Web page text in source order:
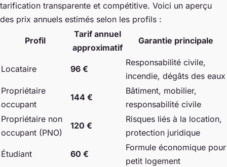
tarification transparente et compétitive. Voici un aperçu
des prix annuels estimés selon les profils :
Profil
Tarif annuel
approximatif
Garantie principale
Locataire 96 €
Responsabilité civile,
incendie, dégâts des eaux
Propriétaire
occupant
144 €
Bâtiment, mobilier,
responsabilité civile
Propriétaire non
occupant (PNO)
120 €
Risques liés à la location,
protection juridique
Étudiant 60 €
Formule économique pour
petit logement